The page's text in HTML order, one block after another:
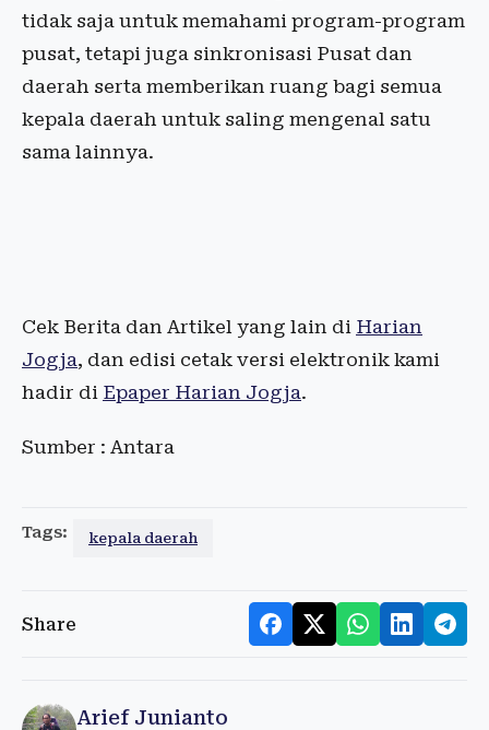
tidak saja untuk memahami program-program
pusat, tetapi juga sinkronisasi Pusat dan
daerah serta memberikan ruang bagi semua
kepala daerah untuk saling mengenal satu
sama lainnya.
Cek Berita dan Artikel yang lain di Harian
Jogja, dan edisi cetak versi elektronik kami
hadir di Epaper Harian Jogja.
Sumber : Antara
Tags: kepala daerah
Share
Arief Junianto